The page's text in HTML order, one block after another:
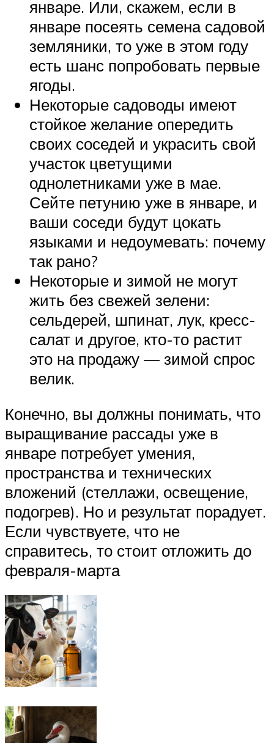
январе. Или, скажем, если в
январе посеять семена садовой
земляники, то уже в этом году
есть шанс попробовать первые
ягоды.
Некоторые садоводы имеют
стойкое желание опередить
своих соседей и украсить свой
участок цветущими
однолетниками уже в мае.
Сейте петунию уже в январе, и
ваши соседи будут цокать
языками и недоумевать: почему
так рано?
Некоторые и зимой не могут
жить без свежей зелени:
сельдерей, шпинат, лук, кресс-
салат и другое, кто-то растит
это на продажу — зимой спрос
велик.
Конечно, вы должны понимать, что
выращивание рассады уже в
январе потребует умения,
пространства и технических
вложений (стеллажи, освещение,
подогрев). Но и результат порадует.
Если чувствуете, что не
справитесь, то стоит отложить до
февраля-марта